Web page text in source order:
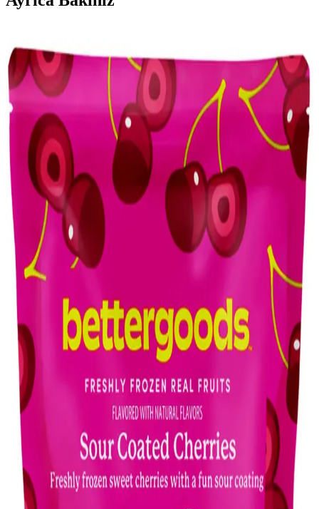
Çocuklar İçin Dengeli ve Çeşitli Atıştırmalık Tepsileri
Hazırlama Rehberi
Çocukların spor aktivitelerinde enerji ihtiyacını karşılayan dengeli
atıştırmalık tepsileri; meyve, sebze, protein ve çeşitli lezzetlerle
sağlıklı beslenmeyi destekler. Yaşa göre özelleştirilen seçenekler
sunar.
Muzları Saklama ve Değerlendirme Yöntemleri:
Dondurma, Pişirme ve Kurutma Teknikleri
Muzların dondurma, pişirme ve kurutma yöntemleriyle raf ömrünü
uzatmak ve çeşitli tariflerde kullanmak mümkündür. Bu teknikler
muzların yapısını değiştirir ancak lezzet ve ekonomik fayda sağlar.
Evde Pratik ve Ekonomik Tatlı Çözümleri: Puding
ve Kolay Atıştırmalıklar
Evde bulunan malzemelerle pratik ve ekonomik tatlılar hazırlamak
mümkündür. Puding ve basit atıştırmalıklar, tatlı ihtiyacını hızlı ve
bütçe dostu şekilde karşılar.
Konserve Fasulyelerle Çeşitlendirilmiş Tarifler ve
Kullanım Önerileri: Sağlıklı ve Pratik Mutfak
Rehberi
Konserve fasulyelerin durulanması, farklı tariflerde kullanımı ve
bağışlama yöntemleriyle israf önlenirken, sağlıklı ve lezzetli
yemekler hazırlanabilir. Besin değeri yüksek bu ürünler mutfakta
çeşitlilik sunar.
Bir Ayda Bozulmayan Gıdalar ve Etkili Saklama
Yöntemleriyle Gıda İsrafını Önleme